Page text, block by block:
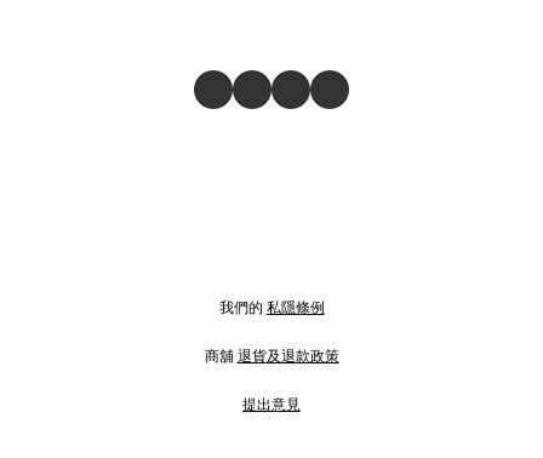
我們的 私隱條例
商舖 退貨及退款政策
提出意見